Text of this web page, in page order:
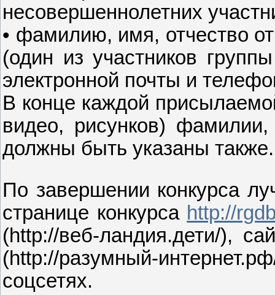
несовершеннолетних
• фамилию, имя, отчество
(один из участников
электронной почты и
В конце каждой
видео, рисунков)
должны быть указаны также.
По завершении конкурса
странице конкурса http://
(http://веб-ландия.дети/),
(http://разумный-
соцсетях.